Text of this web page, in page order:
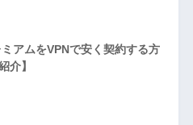
アムをVPNで安く契約する方
介】